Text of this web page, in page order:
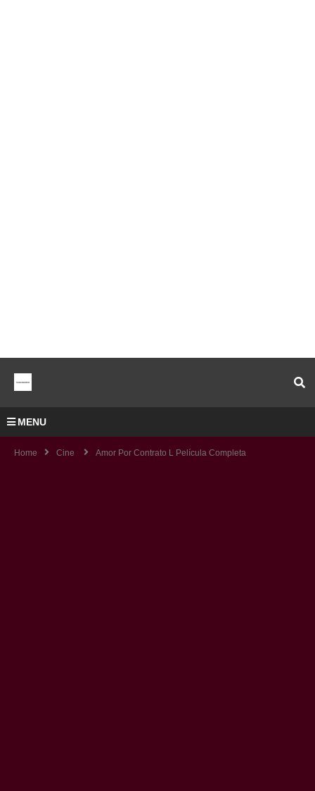
MENU
Home Cine Amor Por Contrato L Película Completa